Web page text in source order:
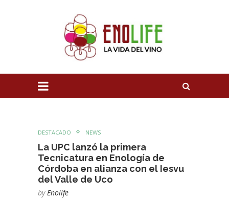
DESTACADO NEWS
La UPC lanzó la primera
Tecnicatura en Enología de
Córdoba en alianza con el Iesvu
del Valle de Uco
by Enolife